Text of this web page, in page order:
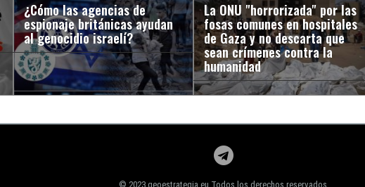
¿Cómo las agencias de
espionaje británicas ayudan
al genocidio israelí?
La ONU "horrorizada" por las
fosas comunes en hospitales
de Gaza y no descarta que
sean crímenes contra la
humanidad
© 2023 geoestrategia.eu Todos los derechos reservados.